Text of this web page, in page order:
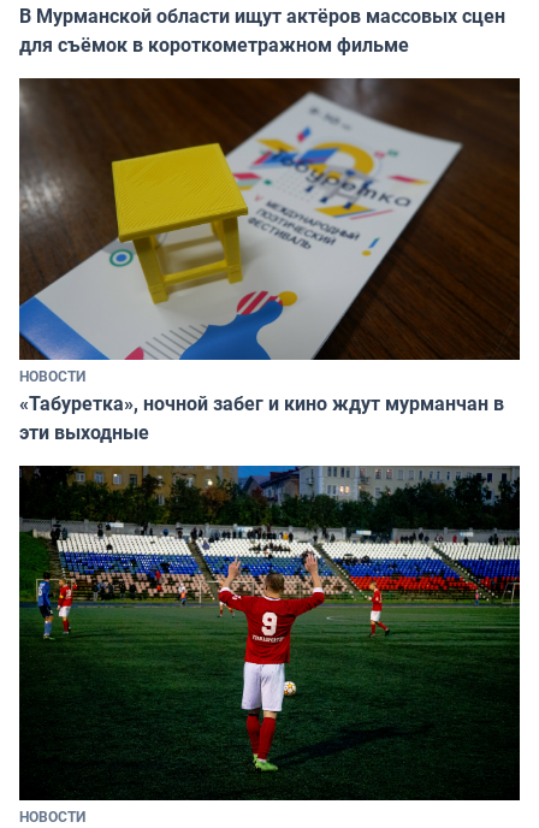
В Мурманской области ищут актёров массовых сцен
для съёмок в короткометражном фильме
НОВОСТИ
«Табуретка», ночной забег и кино ждут мурманчан в
эти выходные
НОВОСТИ